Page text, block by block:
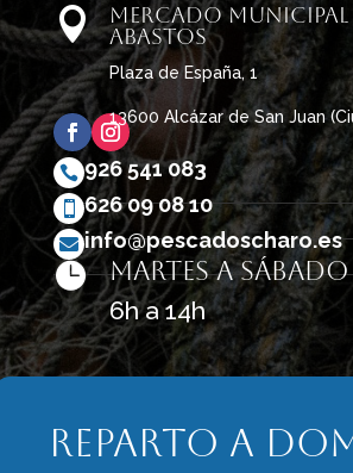

Mercado Municipal
Abastos
Plaza de España, 1
13600 Alcázar de San Juan
 926 541 083
 626 09 08 10
 info@pescadoscharo.es

Martes a sábado
6h a 14h
Reparto a